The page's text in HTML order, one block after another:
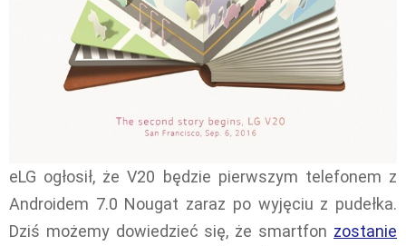
eLG ogłosił, że V20 będzie pierwszym telefonem z
Androidem 7.0 Nougat zaraz po wyjęciu z pudełka.
Dziś możemy dowiedzieć się, że smartfon zostanie